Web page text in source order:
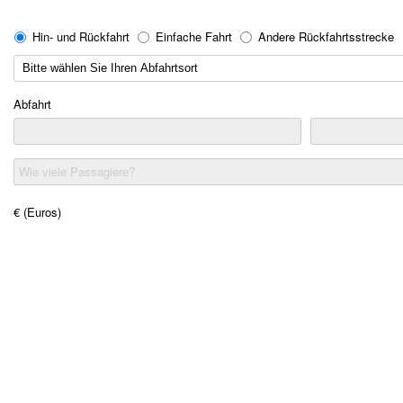
Hin- und Rückfahrt Einfache Fahrt Andere Rückfahrtsstrecke
Abfahrt
Wie viele Passagiere?
€ (Euros)